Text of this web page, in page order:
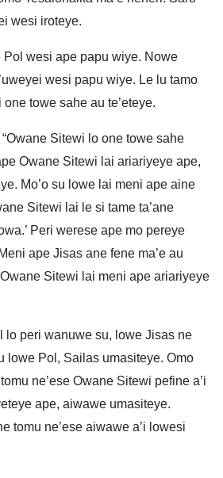
wesi iroteye.
Pol wesi ape papu wiye. Nowe
wesi papu wiye. Le lu tamo
towe sahe au te’eteye.
“Owane Sitewi lo one towe sahe
Owane Sitewi lai ariariyeye ape,
Mo’o su lowe lai meni ape aine
Sitewi lai le si tame ta’ane
Peri werese ape mo pereye
ape Jisas ane fene ma’e au
Owane Sitewi lai meni ape ariariyeye
lo peri wanuwe su, lowe Jisas ne
lowe Pol, Sailas umasiteye. Omo
ne’ese Owane Sitewi pefine a’i
ape, aiwawe umasiteye.
tomu ne’ese aiwawe a’i lowesi